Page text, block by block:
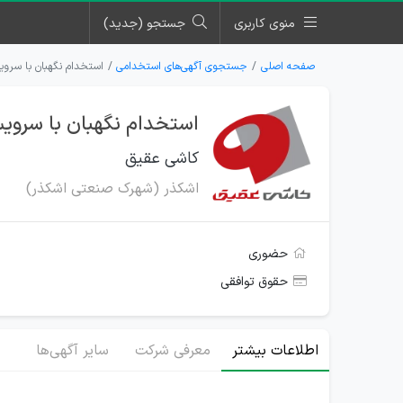
منوی کاربری جستجو (جدید)
صفحه اصلی جستجوی آگهی‌های استخدامی استخدام نگهبان با
استخدام نگهبان با
کاشی عقیق
اشکذر (شهرک صنعتی اشکذر)
حضوری
حقوق توافقی
اطلاعات بیشتر معرفی شرکت سایر آگهی‌ها